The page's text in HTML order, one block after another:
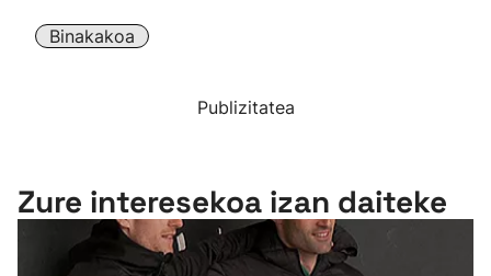
Binakakoa
Publizitatea
Zure interesekoa izan daiteke